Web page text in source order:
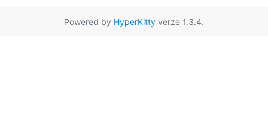
Powered by HyperKitty verze 1.3.4.